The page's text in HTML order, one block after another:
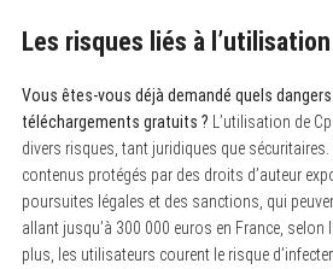
Les risques liés à
Vous êtes-vous déjà demandé quels
téléchargements gratuits ? L’utilisation de
divers risques, tant juridiques que sécuritaires.
contenus protégés par des droits d’auteur
poursuites légales et des sanctions, qui
allant jusqu’à 300 000 euros en France, selon
plus, les utilisateurs courent le risque